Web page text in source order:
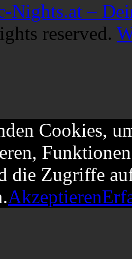
Nights.at –
reserved.
Cookies,
die Zugriffe
Akzeptieren